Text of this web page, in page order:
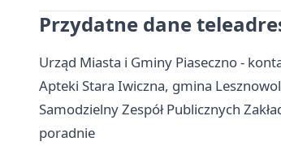
Przydatne dane
Urząd Miasta i Gminy Piaseczno -
Apteki Stara Iwiczna, gmina
Samodzielny Zespół Publicznych
poradnie